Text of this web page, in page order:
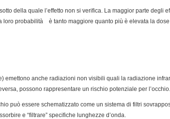
della quale l’effetto non si verifica. La maggior parte degli
loro probabilità è tanto maggiore quanto più è elevata la
anche radiazioni non visibili quali la radiazione
possono rappresentare un rischio potenziale per l’occhio.
può essere schematizzato come un sistema di filtri
e “filtrare” specifiche lunghezze d’onda.